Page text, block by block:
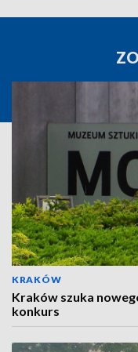
KRAKÓW
Kraków szuka
konkurs